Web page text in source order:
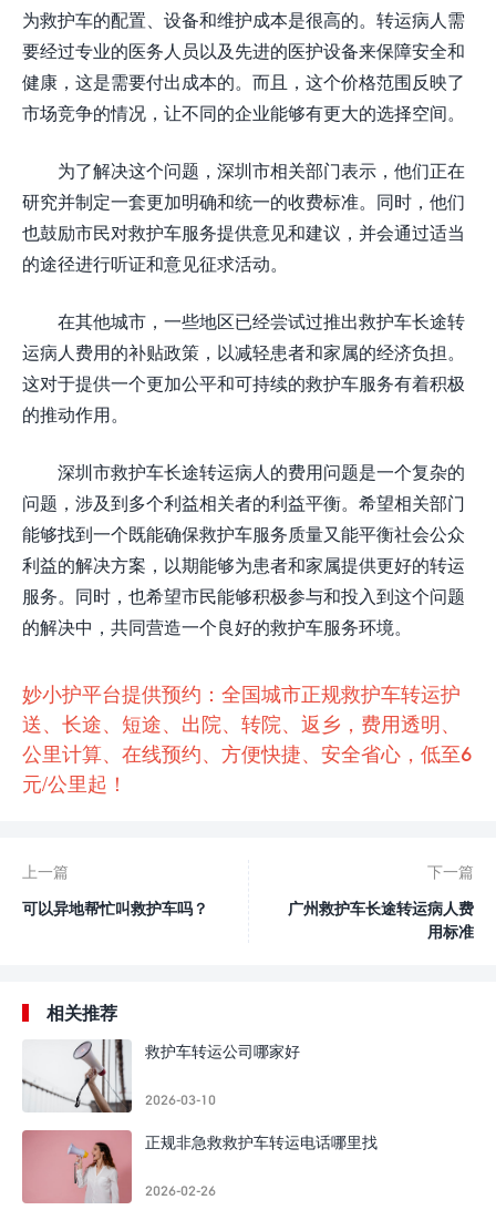
为救护车的配置、设备和维护成本是很高的。转运病人需
要经过专业的医务人员以及先进的医护设备来保障安全和
健康，这是需要付出成本的。而且，这个价格范围反映了
市场竞争的情况，让不同的企业能够有更大的选择空间。
为了解决这个问题，深圳市相关部门表示，他们正在
研究并制定一套更加明确和统一的收费标准。同时，他们
也鼓励市民对救护车服务提供意见和建议，并会通过适当
的途径进行听证和意见征求活动。
在其他城市，一些地区已经尝试过推出救护车长途转
运病人费用的补贴政策，以减轻患者和家属的经济负担。
这对于提供一个更加公平和可持续的救护车服务有着积极
的推动作用。
深圳市救护车长途转运病人的费用问题是一个复杂的
问题，涉及到多个利益相关者的利益平衡。希望相关部门
能够找到一个既能确保救护车服务质量又能平衡社会公众
利益的解决方案，以期能够为患者和家属提供更好的转运
服务。同时，也希望市民能够积极参与和投入到这个问题
的解决中，共同营造一个良好的救护车服务环境。
妙小护平台提供预约：全国城市正规救护车转运护
送、长途、短途、出院、转院、返乡，费用透明、
公里计算、在线预约、方便快捷、安全省心，低至6
元/公里起！
上一篇
可以异地帮忙叫救护车吗？
下一篇
广州救护车长途转运病人费
用标准
相关推荐
救护车转运公司哪家好
2026-03-10
正规非急救救护车转运电话哪里找
2026-02-26